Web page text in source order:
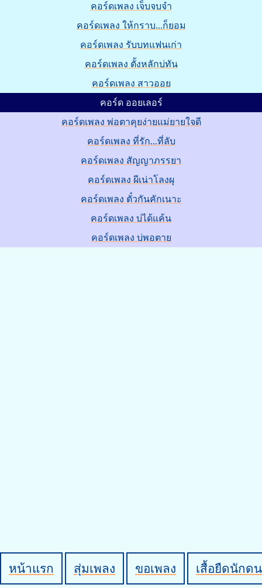
คอร์ดเพลง เจ็บจบจำ
คอร์ดเพลง ให้กราบ...ก็ยอม
คอร์ดเพลง รับบทแฟนเก่า
คอร์ดเพลง ตั้งหลักบ่ทัน
คอร์ดเพลง สาวออย
คอร์ด ออยเลอร์
คอร์ดเพลง พ่อตาคุยง่ายแม่ยายใจดี
คอร์ดเพลง ที่รัก...ที่ลับ
คอร์ดเพลง สัญญาภรรยา
คอร์ดเพลง ผีเน่าโลงผุ
คอร์ดเพลง ตั๋วกันคักเนาะ
คอร์ดเพลง บ่ได้แค้น
คอร์ดเพลง บ่พอตาย
หน้าแรก สุ่มเพลง ขอเพลง เสื้อยืดนักด